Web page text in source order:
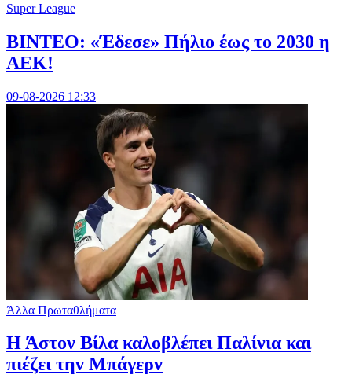
Super League
ΒΙΝΤΕΟ: «Έδεσε» Πήλιο έως το 2030 η
ΑΕΚ!
09-08-2026 12:33
Άλλα Πρωταθλήματα
Η Άστον Βίλα καλοβλέπει Παλίνια και
πιέζει την Μπάγερν